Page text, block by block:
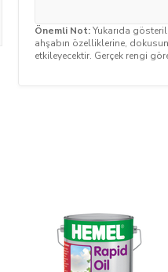
Önemli Not:Yukarıda
ahşabın özelliklerine,
etkileyecektir. Gerçek rengi